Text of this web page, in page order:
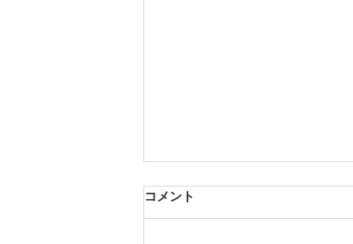
8月17日 大府市
夏用ふとんレンタルご予約いただ
コメント